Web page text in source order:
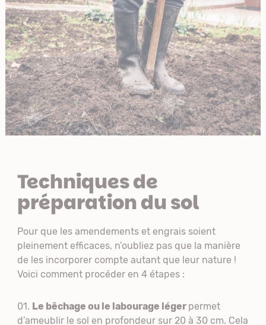
Techniques de
préparation du sol
Pour que les amendements et engrais soient
pleinement efficaces, n’oubliez pas que la manière
de les incorporer compte autant que leur nature !
Voici comment procéder en 4 étapes :
Le bêchage ou le labourage léger permet
d’ameublir le sol en profondeur sur 20 à 30 cm. Cela